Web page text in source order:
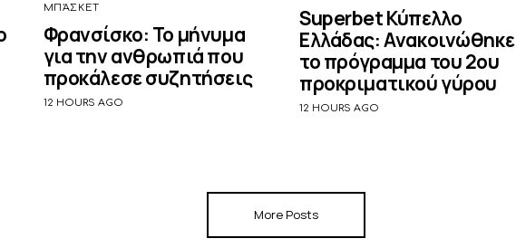
ΜΠΆΣΚΕΤ
Φρανσίσκο: Το μήνυμα
για την ανθρωπιά που
προκάλεσε συζητήσεις
12 HOURS AGO
Superbet Κύπελλο
Ελλάδας: Ανακοινώθηκε
το πρόγραμμα του 2ου
προκριματικού γύρου
12 HOURS AGO
More Posts